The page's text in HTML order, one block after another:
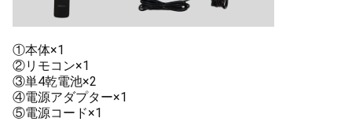
①本体×1
②リモコン×1
③単4乾電池×2
④電源アダプター×1
⑤電源コード×1